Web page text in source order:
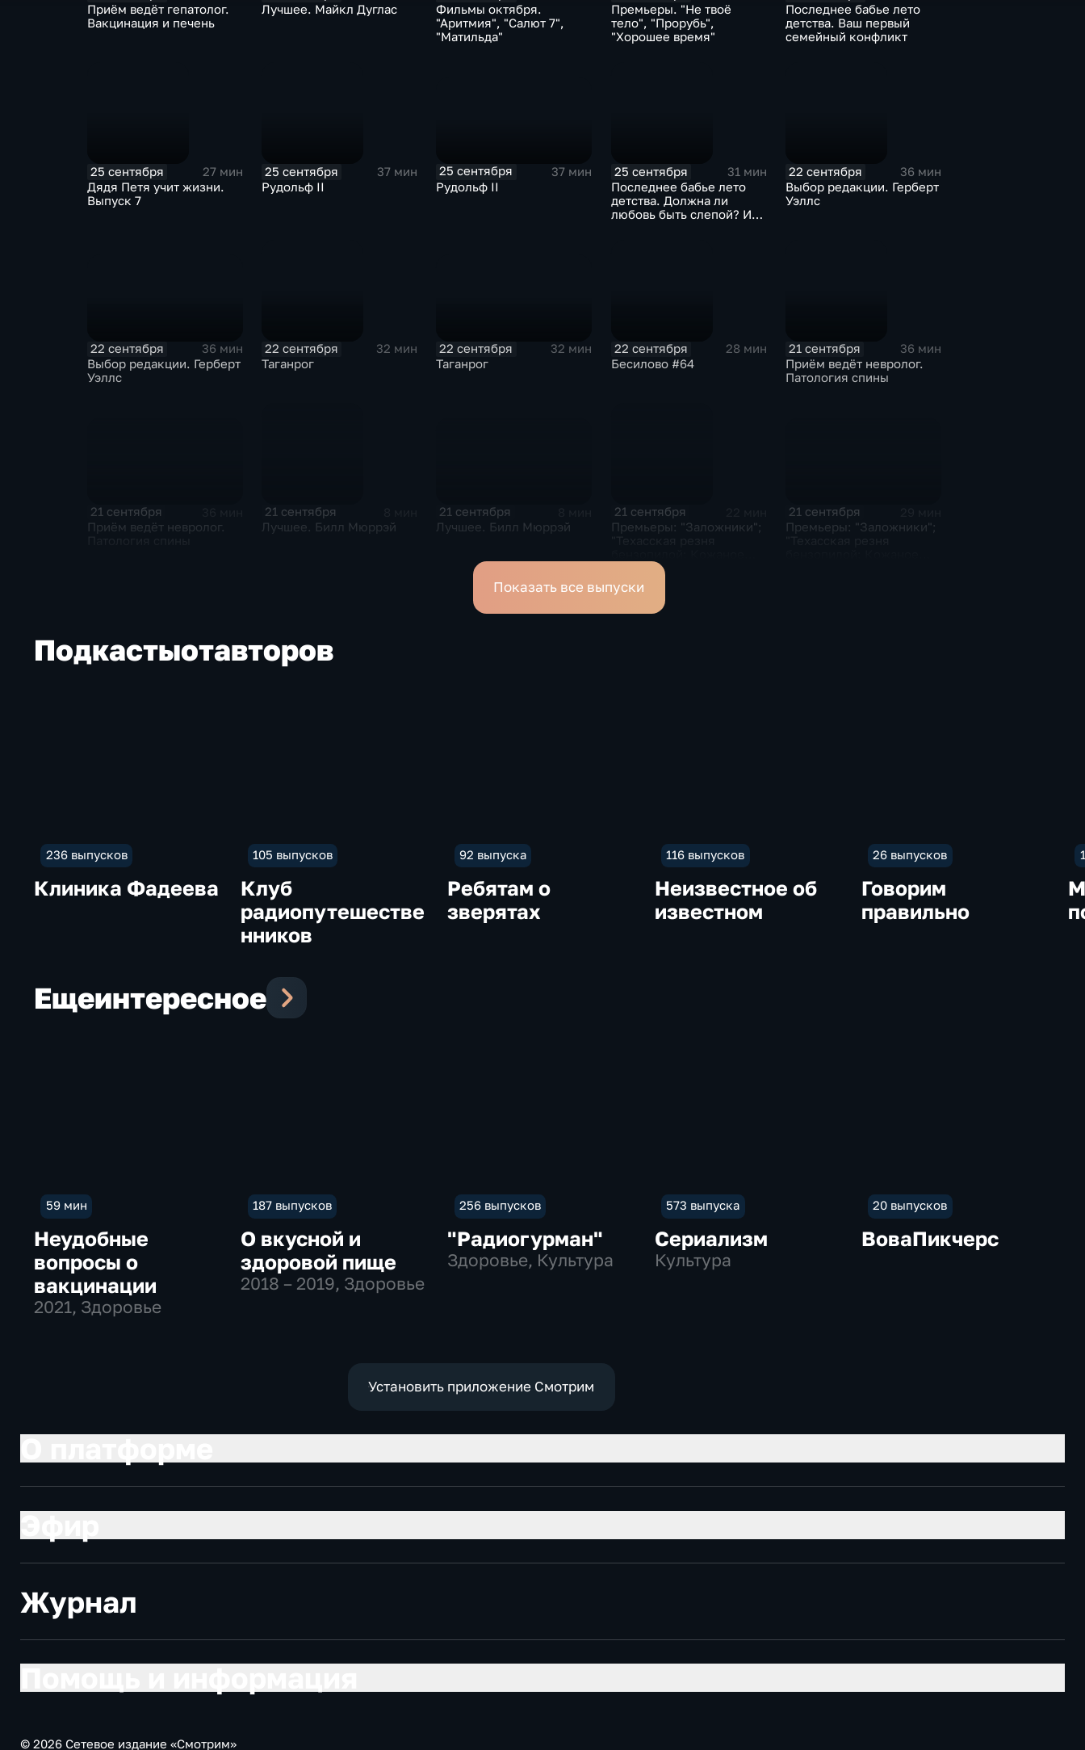
Приём ведёт гепатолог.
Вакцинация и печень
Лучшее. Майкл Дуглас
Фильмы октября.
"Аритмия", "Салют 7",
"Матильда"
Премьеры. "Не твоё
тело", "Прорубь",
"Хорошее время"
Последнее бабье лето
детства. Ваш первый
семейный конфликт
25 сентября
27 мин
Дядя Петя учит жизни.
Выпуск 7
25 сентября
37 мин
Рудольф II
25 сентября
37 мин
Рудольф II
25 сентября
31 мин
Последнее бабье лето
детства. Должна ли
любовь быть слепой? Или
22 сентября
36 мин
Выбор редакции. Герберт
Уэллс
22 сентября
36 мин
Выбор редакции. Герберт
Уэллс
22 сентября
32 мин
Таганрог
22 сентября
32 мин
Таганрог
22 сентября
28 мин
Бесилово #64
21 сентября
36 мин
Приём ведёт невролог.
Патология спины
21 сентября
Приём ведёт невролог.
21 сентября
Лучшее. Билл Мюррэй
21 сентября
Лучшее. Билл Мюррэй
21 сентября
Премьеры: "Заложники";
лицо"; "Kingsman:
Золотое кольцо"
21 сентября
Премьеры: "Заложники";
Показать все выпуски
Подкастыотавторов
236 выпусков
Клиника Фадеева
105 выпусков
Клуб
радиопутешестве
нников
92 выпуска
Ребятам о
зверятах
116 выпусков
Неизвестное об
известном
26 выпусков
Говорим
правильно
Ещеинтересное
59 мин
Неудобные
вопросы о
вакцинации
2021, Здоровье
187 выпусков
О вкусной и
здоровой пище
2018 – 2019, Здоровье
256 выпусков
"Радиогурман"
Здоровье, Культура
573 выпуска
Сериализм
Культура
20 выпусков
ВоваПикчерс
Установить приложение Смотрим
Журнал
© 2026 Сетевое издание «Смотрим»